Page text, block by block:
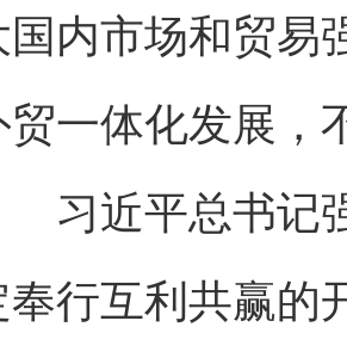
国内市场和贸易
贸一体化发展，
近平总书记强
奉行互利共赢的